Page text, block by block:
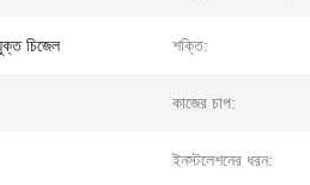
চিজেল শক্তি:
কাজের চাপ:
ইনস্টলেশনের ধরন: